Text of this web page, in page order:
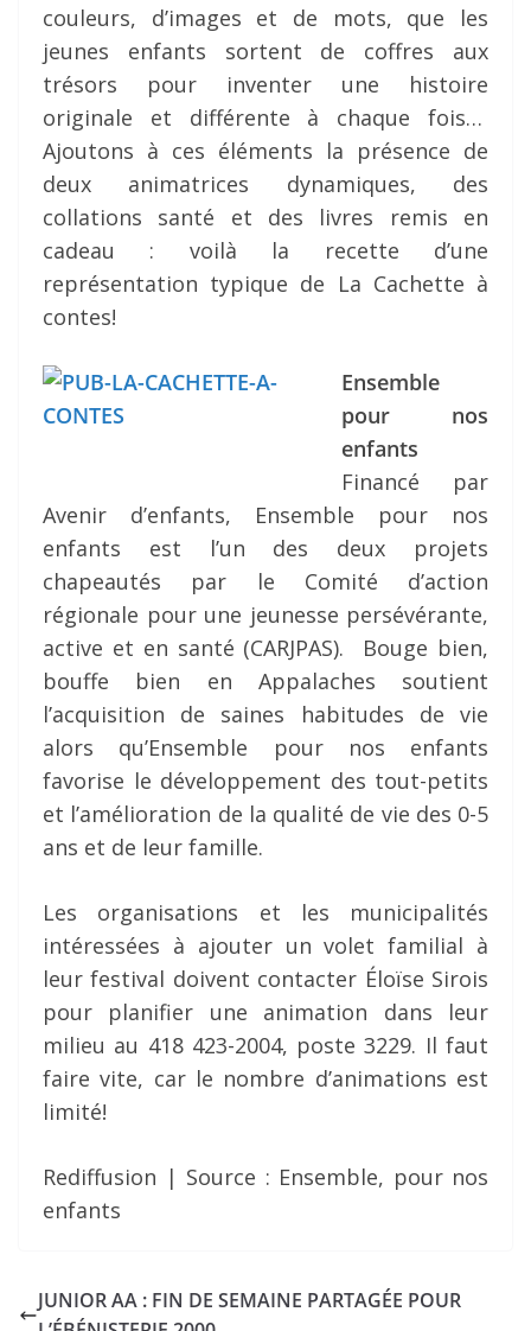
couleurs, d’images et de mots, que les
jeunes enfants sortent de coffres aux
trésors pour inventer une histoire
originale et différente à chaque fois…
Ajoutons à ces éléments la présence de
deux animatrices dynamiques, des
collations santé et des livres remis en
cadeau : voilà la recette d’une
représentation typique de La Cachette à
contes!
Ensemble
pour nos
enfants
Financé par
Avenir d’enfants, Ensemble pour nos
enfants est l’un des deux projets
chapeautés par le Comité d’action
régionale pour une jeunesse persévérante,
active et en santé (CARJPAS). Bouge bien,
bouffe bien en Appalaches soutient
l’acquisition de saines habitudes de vie
alors qu’Ensemble pour nos enfants
favorise le développement des tout-petits
et l’amélioration de la qualité de vie des 0-5
ans et de leur famille.
Les organisations et les municipalités
intéressées à ajouter un volet familial à
leur festival doivent contacter Éloïse Sirois
pour planifier une animation dans leur
milieu au 418 423-2004, poste 3229. Il faut
faire vite, car le nombre d’animations est
limité!
Rediffusion | Source : Ensemble, pour nos
enfants
JUNIOR AA : FIN DE SEMAINE PARTAGÉE POUR